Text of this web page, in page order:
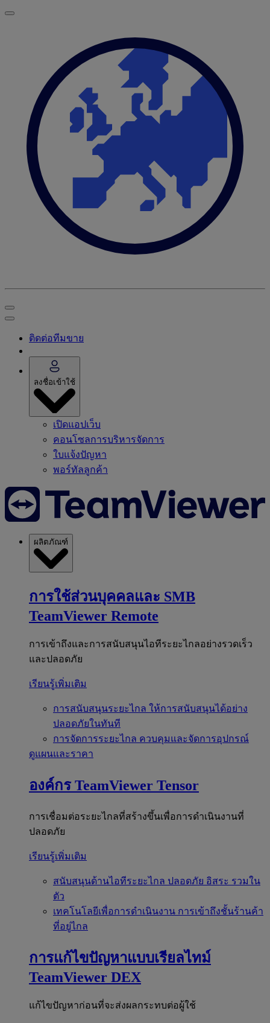
ติดต่อทีมขาย
ลงชื่อเข้าใช้
เปิดแอปเว็บ
คอนโซลการบริหารจัดการ
ใบแจ้งปัญหา
พอร์ทัลลูกค้า
ผลิตภัณฑ์
การใช้ส่วนบุคคลและ SMB
TeamViewer Remote
การเข้าถึงและการสนับสนุนไอทีระยะไกลอย่างรวดเร็ว
และปลอดภัย
เรียนรู้เพิ่มเติม
การสนับสนุนระยะไกล ให้การสนับสนุนได้อย่าง
ปลอดภัยในทันที
การจัดการระยะไกล ควบคุมและจัดการอุปกรณ์
ดูแผนและราคา
องค์กร TeamViewer Tensor
การเชื่อมต่อระยะไกลที่สร้างขึ้นเพื่อการดำเนินงานที่
ปลอดภัย
เรียนรู้เพิ่มเติม
สนับสนุนด้านไอทีระยะไกล ปลอดภัย อิสระ รวมใน
ตัว
เทคโนโลยีเพื่อการดำเนินงาน การเข้าถึงชั้นร้านค้า
ที่อยู่ไกล
การแก้ไขปัญหาแบบเรียลไทม์
TeamViewer DEX
แก้ไขปัญหาก่อนที่จะส่งผลกระทบต่อผู้ใช้